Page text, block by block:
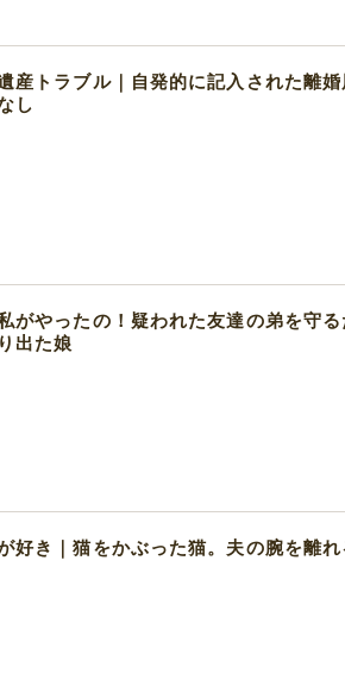
産トラブル｜自発的に記入された離
し
がやったの！疑われた友達の弟を守
出た娘
好き｜猫をかぶった猫。夫の腕を離